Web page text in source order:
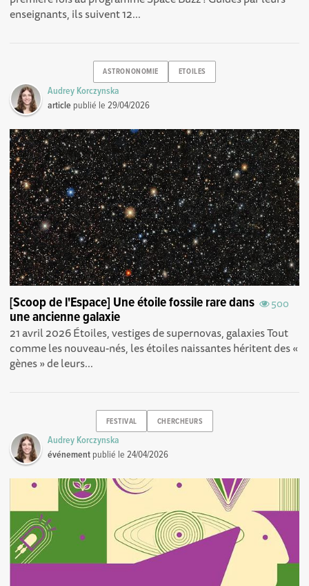
enseignants, ils suivent 12...
ASTRONONOMIE ETOILES
Audrey Korczynska
article publié le29/04/2026
500
[Scoop de l'Espace] Une étoile fossile rare dans
une ancienne galaxie
21 avril 2026 Étoiles, vestiges de supernovas, galaxies Tout
comme les nouveau-nés, les étoiles naissantes héritent des «
gènes » de leurs...
FESTIVAL CHERCHEURS
Audrey Korczynska
événement publié le24/04/2026